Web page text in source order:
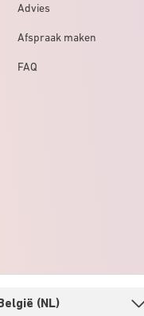
Advies
Afspraak maken
FAQ